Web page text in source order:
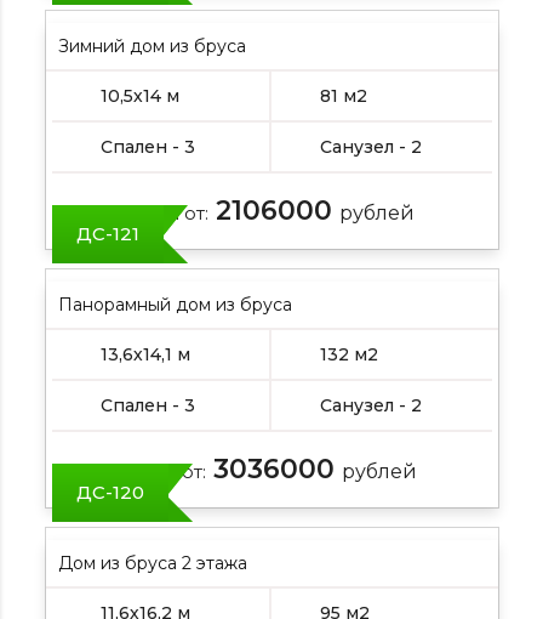
Зимний дом из бруса
10,5х14 м 81 м2
Спален - 3 Санузел - 2
Цена от: 2106000 рублей
ДС-121
Панорамный дом из бруса
13,6х14,1 м 132 м2
Спален - 3 Санузел - 2
Цена от: 3036000 рублей
ДС-120
Дом из бруса 2 этажа
11,6х16,2 м 95 м2